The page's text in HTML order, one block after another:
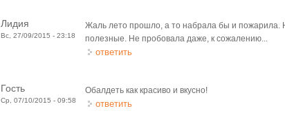
Лидия
Вс, 27/09/2015 - 23:18
Жаль лето прошло, а то набрала бы и пожарила.
полезные. Не пробовала даже, к сожалению...
ответить
Гость
Ср, 07/10/2015 - 09:58
Обалдеть как красиво и вкусно!
ответить